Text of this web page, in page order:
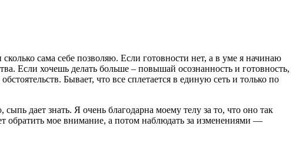
сама себе позволяю. Если готовности нет, а в уме я начинаю
Если хочешь делать больше – повышай осознанность и готовность,
Бывает, что все сплетается в единую сеть и только по
дает знать. Я очень благодарна моему телу за то, что оно так
обратить мое внимание, а потом наблюдать за изменениями —